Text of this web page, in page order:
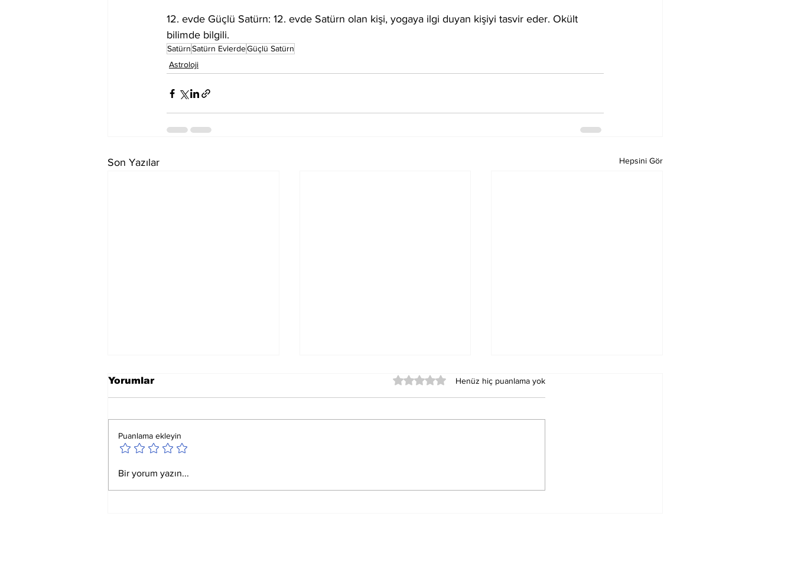
12. evde Güçlü Satürn: 12. evde Satürn olan kişi, yogaya ilgi duyan kişiyi tasvir eder. Okült
bilimde bilgili.
SatürnSatürn EvlerdeGüçlü Satürn
Astroloji
Son Yazılar Hepsini Gör
Ay Yay Burcunda
Akreplere Etkileri
Okunacak Esmalar
Yorumlar 5 üzerinden 0 yıldızHenüz hiç puanlama yok
Puanlama ekleyin
Bir yorum yazın...